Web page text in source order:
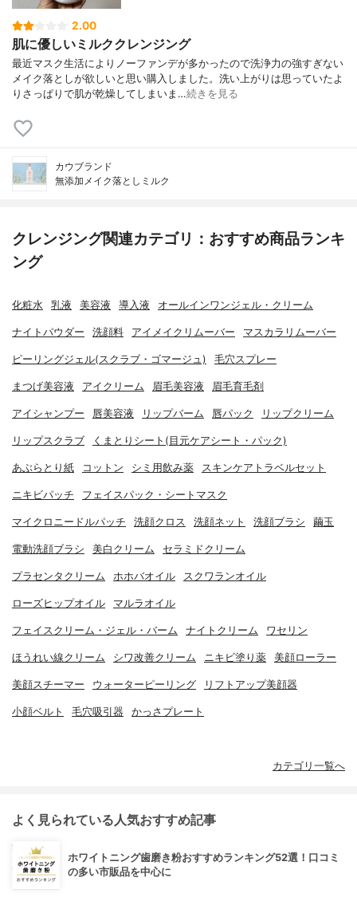
2.00
肌に優しいミルククレンジング
最近マスク生活によりノーファンデが多かったので洗浄力の強すぎない
メイク落としが欲しいと思い購入しました。洗い上がりは思っていたよ
りさっぱりで肌が乾燥してしまいま…続きを見る
カウブランド
無添加メイク落としミルク
クレンジング関連カテゴリ：おすすめ商品ランキ
ング
化粧水 乳液 美容液 導入液 オールインワンジェル・クリーム
ナイトパウダー 洗顔料 アイメイクリムーバー マスカラリムーバー
ピーリングジェル(スクラブ・ゴマージュ) 毛穴スプレー
まつげ美容液 アイクリーム 眉毛美容液 眉毛育毛剤
アイシャンプー 唇美容液 リップバーム 唇パック リップクリーム
リップスクラブ くまとりシート(目元ケアシート・パック)
あぶらとり紙 コットン シミ用飲み薬 スキンケアトラベルセット
ニキビパッチ フェイスパック・シートマスク
マイクロニードルパッチ 洗顔クロス 洗顔ネット 洗顔ブラシ 繭玉
電動洗顔ブラシ 美白クリーム セラミドクリーム
プラセンタクリーム ホホバオイル スクワランオイル
ローズヒップオイル マルラオイル
フェイスクリーム・ジェル・バーム ナイトクリーム ワセリン
ほうれい線クリーム シワ改善クリーム ニキビ塗り薬 美顔ローラー
美顔スチーマー ウォーターピーリング リフトアップ美顔器
小顔ベルト 毛穴吸引器 かっさプレート
カテゴリ一覧へ
よく見られている人気おすすめ記事
ホワイトニング歯磨き粉おすすめランキング52選！口コミ
の多い市販品を中心に